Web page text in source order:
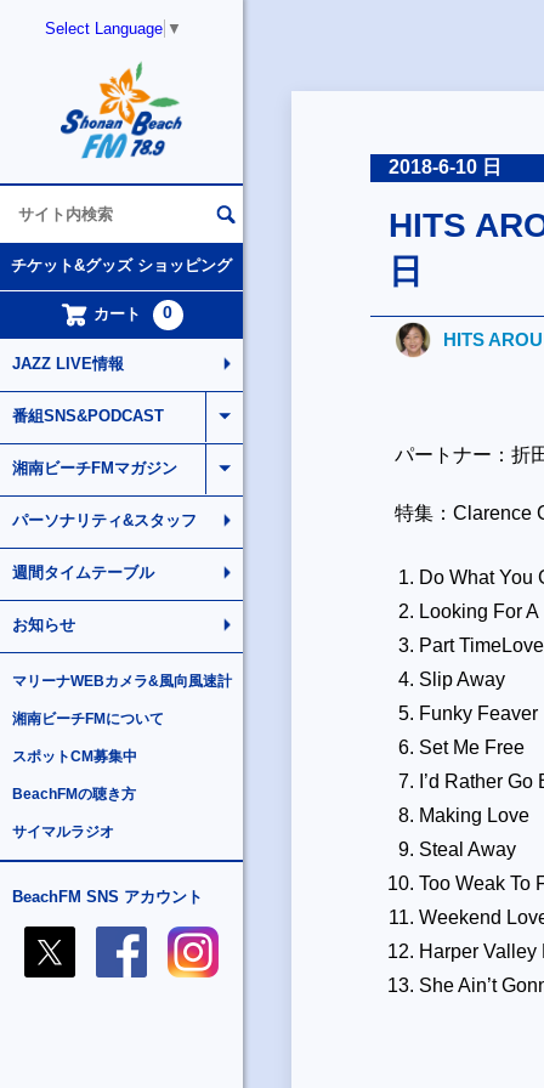
Select Language ▼
チケット&グッズ ショッピング
カート 0
JAZZ LIVE情報
番組SNS&PODCAST
湘南ビーチFMマガジン
パーソナリティ&スタッフ
週間タイムテーブル
お知らせ
マリーナWEBカメラ&風向風速計
湘南ビーチFMについて
スポットCM募集中
BeachFMの聴き方
サイマルラジオ
BeachFM SNS アカウント
2018-6-10 日
HITS
日
HITS
パートナー：
特集：Clarence
Do What You
Looking For A
Part TimeLove
Slip Away
Funky Feaver
Set Me Free
I’d Rather Go
Making Love
Steal Away
Too Weak To
Weekend
Harper Valley
She Ain’t